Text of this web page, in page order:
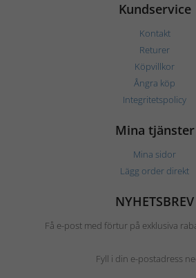
Kundservice
Kontakt
Returer
Köpvillkor
Ångra köp
Integritetspolicy
Mina tjänster
Mina sidor
Lägg order direkt
NYHETSBREV
Få e-post med förtur på exklusiva
Fyll i din e-postadress